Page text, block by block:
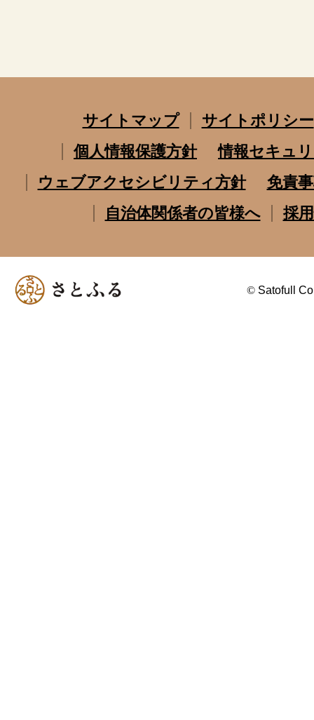
サイトマップ
サイトポリシー
個人情報保護方針
情報セキュ
ウェブアクセシビリティ方針
免責
自治体関係者の皆様へ
採
© Satofull